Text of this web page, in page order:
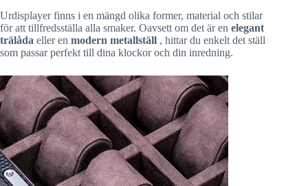
Urdisplayer finns i en mängd olika former, material och stilar
för att tillfredsställa alla smaker. Oavsett om det är en elegant
trälåda eller en modern metallställ , hittar du enkelt det ställ
som passar perfekt till dina klockor och din inredning.